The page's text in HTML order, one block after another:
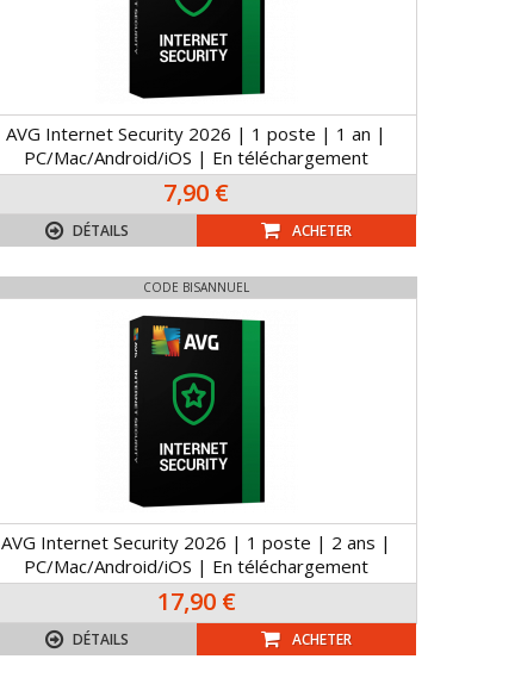
AVG Internet Security 2026 | 1 poste | 1 an |
PC/Mac/Android/iOS | En téléchargement
7,90 €
DÉTAILS ACHETER
CODE BISANNUEL
AVG Internet Security 2026 | 1 poste | 2 ans |
PC/Mac/Android/iOS | En téléchargement
17,90 €
DÉTAILS ACHETER